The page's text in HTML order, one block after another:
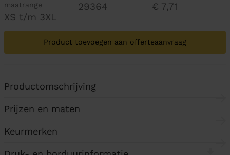
maatrange
XS t/m 3XL
29364 € 7,71
Product toevoegen aan offerteaanvraag
Productomschrijving
Prijzen en maten
Keurmerken